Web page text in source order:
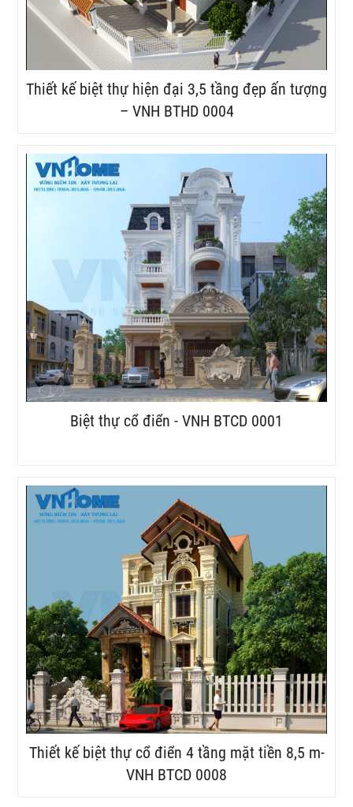
Thiết kế biệt thự hiện đại 3,5 tầng đẹp ấn tượng
– VNH BTHD 0004
Biệt thự cổ điển - VNH BTCD 0001
Thiết kế biệt thự cổ điển 4 tầng mặt tiền 8,5 m-
VNH BTCD 0008